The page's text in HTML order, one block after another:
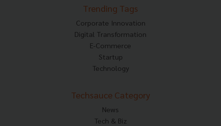
Trending Tags
Corporate Innovation
Digital Transformation
E-Commerce
Startup
Technology
Techsauce Category
News
Tech & Biz